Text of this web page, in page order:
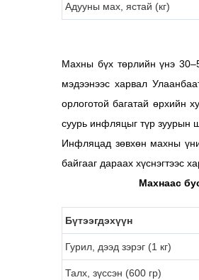
Адууны мах, ястай (кг)
Махны бүх төрлийн үнэ
мэдээнээс харвал
орлоготой багатай өрхийн
суурь инфляцыг түр зуурын
Инфляцад зөвхөн махны
байгааг дараах хүснэгтээс
Махнаас
Бүтээгдэхүүн
Гурил, дээд зэрэг (1 кг)
Талх, зүссэн (600 гр)